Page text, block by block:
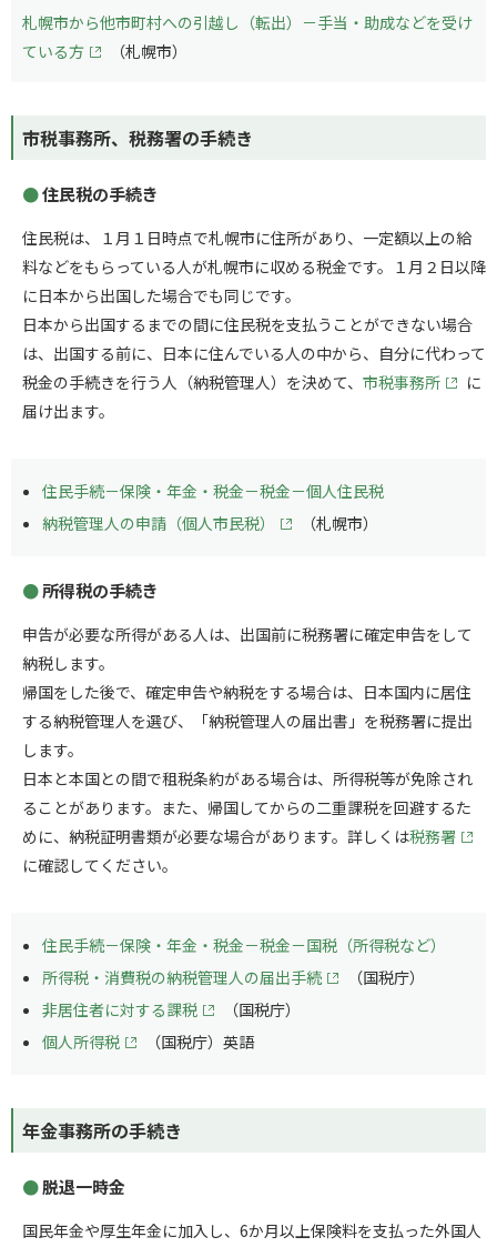
札幌市から他市町村への引越し（転出）－手当・助成などを受け
ている方
（札幌市）
市税事務所、税務署の手続き
住民税の手続き
住民税は、１月１日時点で札幌市に住所があり、一定額以上の給
料などをもらっている人が札幌市に収める税金です。１月２日以降
に日本から出国した場合でも同じです。
日本から出国するまでの間に住民税を支払うことができない場合
は、出国する前に、日本に住んでいる人の中から、自分に代わって
税金の手続きを行う人（納税管理人）を決めて、 市税事務所
に
届け出ます。
住民手続－保険・年金・税金－税金－個人住民税
納税管理人の申請（個人市民税）
（札幌市）
所得税の手続き
申告が必要な所得がある人は、出国前に税務署に確定申告をして
納税します。
帰国をした後で、確定申告や納税をする場合は、日本国内に居住
する納税管理人を選び、「納税管理人の届出書」を税務署に提出
します。
日本と本国との間で租税条約がある場合は、所得税等が免除され
ることがあります。また、帰国してからの二重課税を回避するた
めに、納税証明書類が必要な場合があります。詳しくは税務署
に確認してください。
住民手続－保険・年金・税金－税金－国税（所得税など）
所得税・消費税の納税管理人の届出手続
（国税庁）
非居住者に対する課税
（国税庁）
個人所得税
（国税庁）英語
年金事務所の手続き
脱退一時金
国民年金や厚生年金に加入し、6か月以上保険料を支払った外国人